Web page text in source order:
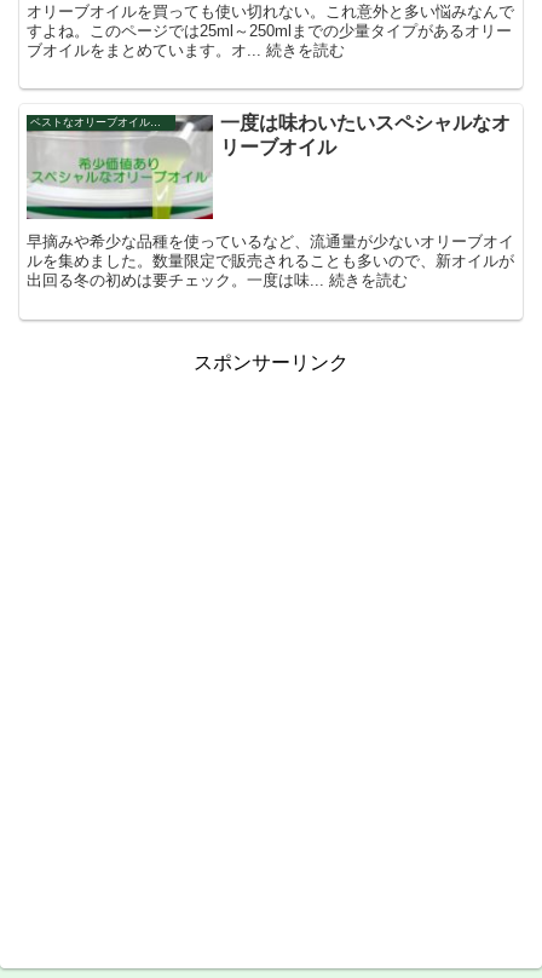
オリーブオイルを買っても使い切れない。これ意外と多い悩みなんで
すよね。このページでは25ml～250mlまでの少量タイプがあるオリー
ブオイルをまとめています。オ... 続きを読む
一度は味わいたいスペシャルなオ
リーブオイル
早摘みや希少な品種を使っているなど、流通量が少ないオリーブオイ
ルを集めました。数量限定で販売されることも多いので、新オイルが
出回る冬の初めは要チェック。一度は味... 続きを読む
スポンサーリンク